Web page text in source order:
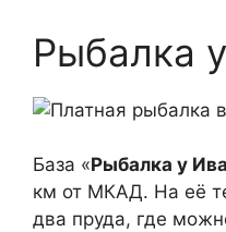
Рыбалка
База «Рыбалка у
км от МКАД. На её
два пруда, где